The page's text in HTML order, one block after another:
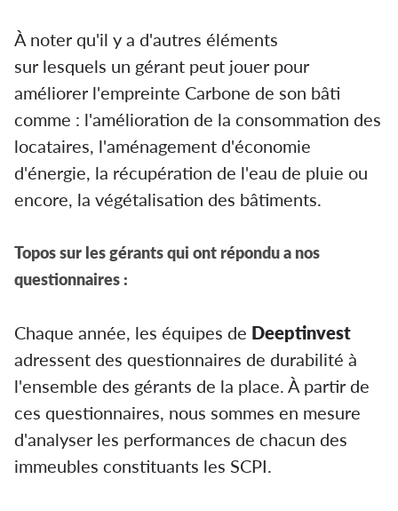
À noter qu'il y a d'autres éléments
sur lesquels un gérant peut jouer pour
améliorer l'empreinte Carbone de son bâti
comme : l'amélioration de la consommation des
locataires, l'aménagement d'économie
d'énergie, la récupération de l'eau de pluie ou
encore, la végétalisation des bâtiments.
Topos sur les gérants qui ont répondu a nos
questionnaires :
Chaque année, les équipes de Deeptinvest
adressent des questionnaires de durabilité à
l'ensemble des gérants de la place. À partir de
ces questionnaires, nous sommes en mesure
d'analyser les performances de chacun des
immeubles constituants les SCPI.